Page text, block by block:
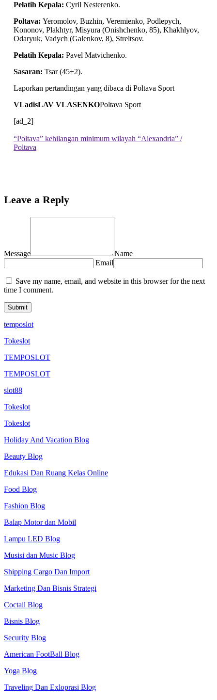
Pelatih Kepala: Cyril Nesterenko.
Poltava: Yeromolov, Buzhin, Veremienko, Podlepych,
Kononov, Plakhtyr, Misyura (Onishchenko, 85), Khakhlyov,
Odaryuk, Vadych (Galenkov, 8), Streltsov.
Pelatih Kepala: Pavel Matvichenko.
Sasaran: Tsar (45+2).
Laporkan pertandingan yang dibaca di Poltava Sport
VLadisLAV VLASENKOPoltava Sport
[ad_2]
“Poltava” kehilangan minimum wilayah “Alexandria” /
Poltava
Leave a Reply
Message
Name
Email
Save my name, email, and website in this browser for the next
time I comment.
temposlot
Tokeslot
TEMPOSLOT
TEMPOSLOT
slot88
Tokeslot
Tokeslot
Holiday And Vacation Blog
Beauty Blog
Edukasi Dan Ruang Kelas Online
Food Blog
Fashion Blog
Balap Motor dan Mobil
Lampu LED Blog
Musisi dan Music Blog
Shipping Cargo Dan Import
Marketing Dan Bisnis Strategi
Coctail Blog
Bisnis Blog
Security Blog
American FootBall Blog
Yoga Blog
Traveling Dan Exloprasi Blog